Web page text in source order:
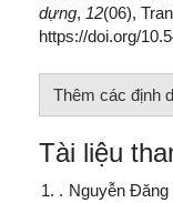
dựng, 12(06),
https://doi.org/
Thêm các định
Tài liệu
. Nguyễn